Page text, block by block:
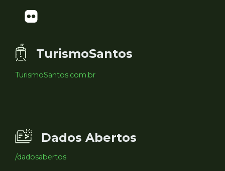
TurismoSantos
TurismoSantos.com.br
Dados Abertos
/dadosabertos